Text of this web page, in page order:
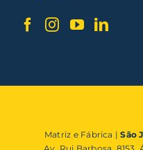
Matriz e Fábrica |São